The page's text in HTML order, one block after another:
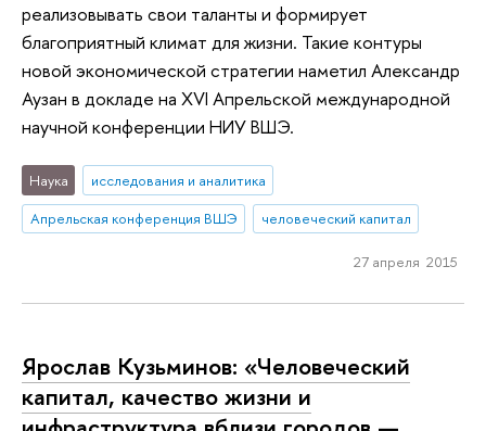
реализовывать свои таланты и формирует
благоприятный климат для жизни. Такие контуры
новой экономической стратегии наметил Александр
Аузан в докладе на XVI Апрельской международной
научной конференции НИУ ВШЭ.
Наука
исследования и аналитика
Апрельская конференция ВШЭ
человеческий капитал
27 апреля 2015
Ярослав Кузьминов: «Человеческий
капитал, качество жизни и